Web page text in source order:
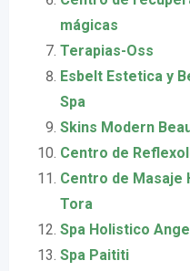
mágicas
Terapias-Oss
Esbelt Estetica y
Spa
Skins Modern
Centro de
Centro de Masaje
Tora
Spa Holistico
Spa Paititi